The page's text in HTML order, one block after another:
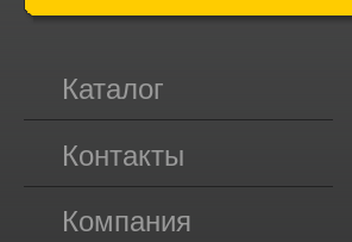
Каталог
Контакты
Компания